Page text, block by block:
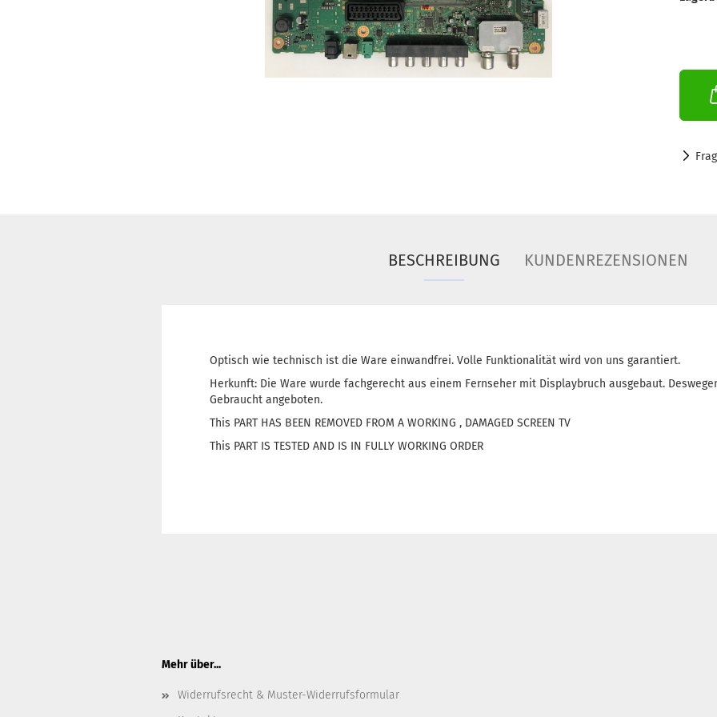
BESCHREIBUNG KUNDENREZENSIONEN
Optisch wie technisch ist die Ware einwandfrei. Volle Funktionalität wird von uns garantiert.
Herkunft: Die Ware wurde fachgerecht aus einem Fernseher mit Displaybruch ausgebaut.
Gebraucht angeboten.
This PART HAS BEEN REMOVED FROM A WORKING , DAMAGED SCREEN TV
This PART IS TESTED AND IS IN FULLY WORKING ORDER
Mehr über...
Widerrufsrecht & Muster-Widerrufsformular